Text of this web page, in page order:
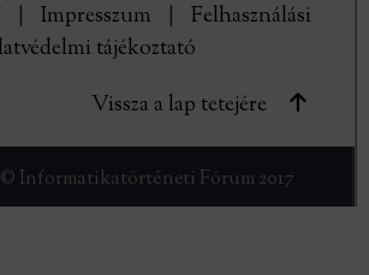
Impresszum
Felhasználási
tájékoztató
Vissza a lap tetejére
Informatikatörténeti Fórum 2017